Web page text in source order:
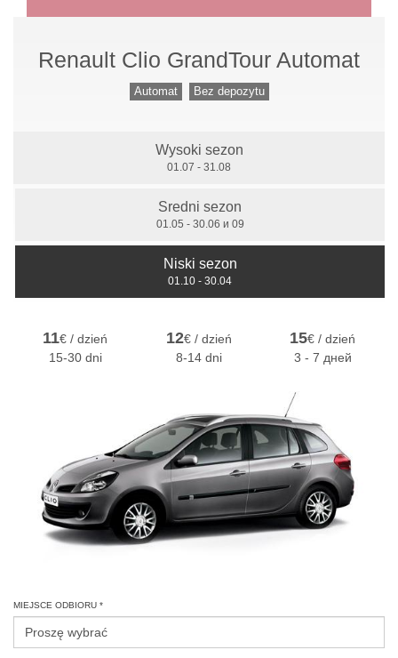
7 miejsc
Renault Clio GrandTour Automat
Automat Bez depozytu
Wysoki sezon
01.07 - 31.08
Sredni sezon
01.05 - 30.06 и 09
Niski sezon
01.10 - 30.04
11€ / dzień
15-30 dni
12€ / dzień
8-14 dni
15€ / dzień
3 - 7 дней
MIEJSCE ODBIORU *